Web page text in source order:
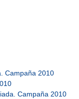
Campaña 2010
Campaña 2010